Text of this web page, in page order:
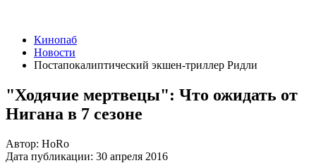
Кинопаб
Новости
Постапокалиптический экшен-триллер Ридли
"Ходячие мертвецы": Что ожидать от
Нигана в 7 сезоне
Автор: HoRo
Дата публикации: 30 апреля 2016